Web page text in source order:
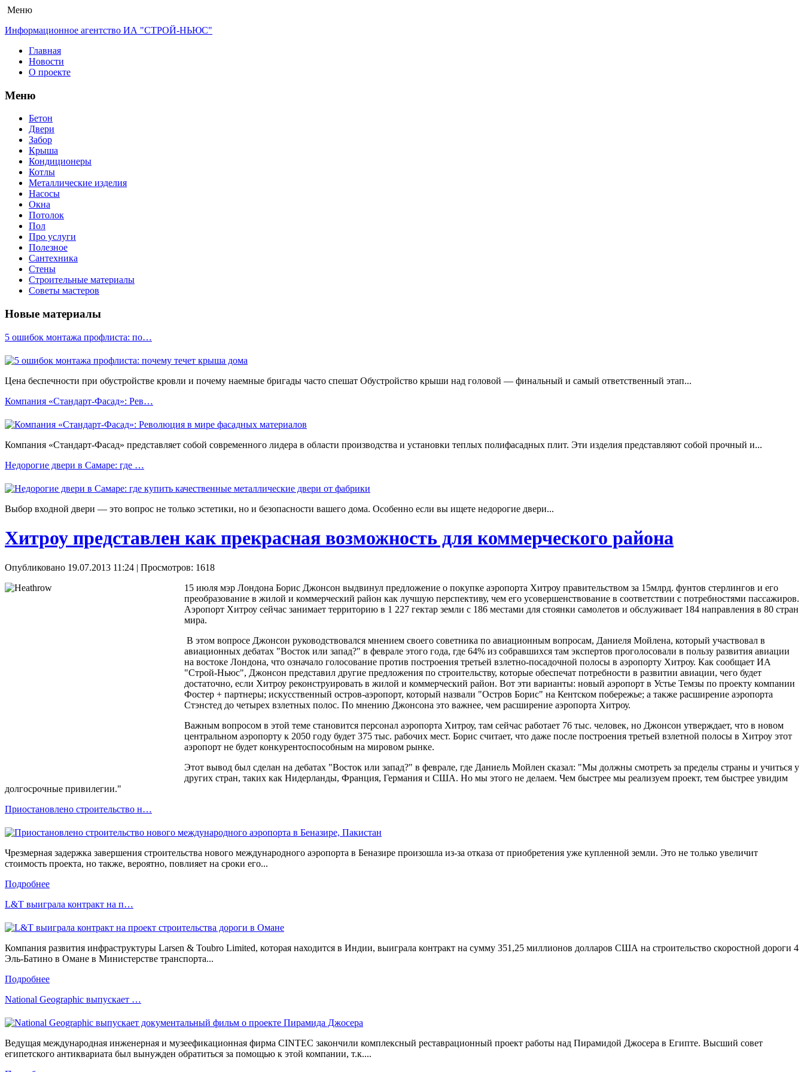
Меню
Информационное агентство ИА "СТРОЙ-НЬЮС"
Главная
Новости
О проекте
Меню
Бетон
Двери
Забор
Крыша
Кондиционеры
Котлы
Металлические изделия
Насосы
Окна
Потолок
Пол
Про услуги
Полезное
Сантехника
Стены
Строительные материалы
Советы мастеров
Новые материалы
5 ошибок монтажа профлиста: по…
Цена беспечности при обустройстве кровли и почему наемные бригады часто спешат Обустройство крыши над головой — финальный и самый ответственный этап...
Компания «Стандарт-Фасад»: Рев…
Компания «Стандарт-Фасад» представляет собой современного лидера в области производства и установки теплых полифасадных плит. Эти изделия представляют собой прочный и...
Недорогие двери в Самаре: где …
Выбор входной двери — это вопрос не только эстетики, но и безопасности вашего дома. Особенно если вы ищете недорогие двери...
Хитроу представлен как прекрасная возможность для коммерческого района
Опубликовано 19.07.2013 11:24 | Просмотров: 1618
15 июля мэр Лондона Борис Джонсон выдвинул предложение о покупке аэропорта Хитроу правительством за 15млрд. фунтов стерлингов и его
преобразование в жилой и коммерческий район как лучшую перспективу, чем его усовершенствование в соответствии с потребностями пассажиров.
Аэропорт Хитроу сейчас занимает территорию в 1 227 гектар земли с 186 местами для стоянки самолетов и обслуживает 184 направления в 80 стран
мира.
В этом вопросе Джонсон руководствовался мнением своего советника по авиационным вопросам, Даниеля Мойлена, который участвовал в
авиационных дебатах "Восток или запад?" в феврале этого года, где 64% из собравшихся там экспертов проголосовали в пользу развития авиации
на востоке Лондона, что означало голосование против построения третьей взлетно-посадочной полосы в аэропорту Хитроу. Как сообщает ИА
"Строй-Ньюс", Джонсон представил другие предложения по строительству, которые обеспечат потребности в развитии авиации, чего будет
достаточно, если Хитроу реконструировать в жилой и коммерческий район. Вот эти варианты: новый аэропорт в Устье Темзы по проекту компании
Фостер + партнеры; искусственный остров-аэропорт, который назвали "Остров Борис" на Кентском побережье; а также расширение аэропорта
Стэнстед до четырех взлетных полос. По мнению Джонсона это важнее, чем расширение аэропорта Хитроу.
Важным вопросом в этой теме становится персонал аэропорта Хитроу, там сейчас работает 76 тыс. человек, но Джонсон утверждает, что в новом
центральном аэропорту к 2050 году будет 375 тыс. рабочих мест. Борис считает, что даже после построения третьей взлетной полосы в Хитроу этот
аэропорт не будет конкурентоспособным на мировом рынке.
Этот вывод был сделан на дебатах "Восток или запад?" в феврале, где Даниель Мойлен сказал: "Мы должны смотреть за пределы страны и учиться у
других стран, таких как Нидерланды, Франция, Германия и США. Но мы этого не делаем. Чем быстрее мы реализуем проект, тем быстрее увидим
долгосрочные привилегии."
Приостановлено строительство н…
Чрезмерная задержка завершения строительства нового международного аэропорта в Беназире произошла из-за отказа от приобретения уже купленной земли. Это не только увеличит
стоимость проекта, но также, вероятно, повлияет на сроки его...
Подробнее
L&T выиграла контракт на п…
Компания развития инфраструктуры Larsen & Toubro Limited, которая находится в Индии, выиграла контракт на сумму 351,25 миллионов долларов США на строительство скоростной дороги 4
Эль-Батино в Омане в Министерстве транспорта...
Подробнее
National Geographic выпускает …
Ведущая международная инженерная и музеефикационная фирма CINTEC закончили комплексный реставрационный проект работы над Пирамидой Джосера в Египте. Высший совет
египетского антиквариата был вынужден обратиться за помощью к этой компании, т.к....